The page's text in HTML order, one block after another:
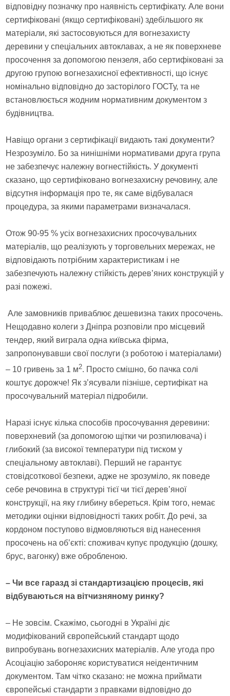
відповідну позначку про наявність сертифікату. Але вони
сертифіковані (якщо сертифіковані) здебільшого як
матеріали, які застосовуються для вогнезахисту
деревини у спеціальних автоклавах, а не як поверхневе
просочення за допомогою пензеля, або сертифіковані за
другою групою вогнезахисної ефективності, що існує
номінально відповідно до засторілого ГОСТу, та не
встановлюється жодним нормативним документом з
будівництва.
Навіщо органи з сертифікації видають такі документи?
Незрозуміло. Бо за нинішніми нормативами друга група
не забезпечує належну вогнестійкість. У документі
сказано, що сертифіковано вогнезахисну речовину, але
відсутня інформація про те, як саме відбувалася
процедура, за якими параметрами визначалася.
Отож 90-95 % усіх вогнезахисних просочувальних
матеріалів, що реалізують у торговельних мережах, не
відповідають потрібним характеристикам і не
забезпечують належну стійкість дерев’яних конструкцій у
разі пожежі.
Але замовників приваблює дешевизна таких просочень.
Нещодавно колеги з Дніпра розповіли про місцевий
тендер, який виграла одна київська фірма,
запропонувавши свої послуги (з роботою і матеріалами)
– 10 гривень за 1 м2. Просто смішно, бо пачка солі
коштує дорожче! Як з’ясували пізніше, сертифікат на
просочувальний матеріал підробили.
Наразі існує кілька способів просочування деревини:
поверхневий (за допомогою щітки чи розпилювача) і
глибокий (за високої температури під тиском у
спеціальному автоклаві). Перший не гарантує
стовідсоткової безпеки, адже не зрозуміло, як поведе
себе речовина в структурі тієї чи тієї дерев’яної
конструкції, на яку глибину вбереться. Крім того, немає
методики оцінки відповідності таких робіт. До речі, за
кордоном поступово відмовляються від нанесення
просочень на об’єкті: споживач купує продукцію (дошку,
брус, вагонку) вже обробленою.
– Чи все гаразд зі стандартизацією процесів, які
відбуваються на вітчизняному ринку?
– Не зовсім. Скажімо, сьогодні в Україні діє
модифікований європейський стандарт щодо
випробувань вогнезахисних матеріалів. Але угода про
Асоціацію забороняє користуватися неідентичним
документом. Там чітко сказано: не можна приймати
європейські стандарти з правками відповідно до